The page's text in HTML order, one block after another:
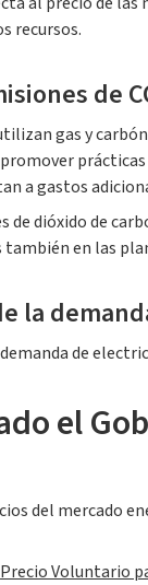
recursos.
de
gas y
a gastos
dióxido de
en las
la
de
el
del mercado
Precio Voluntario